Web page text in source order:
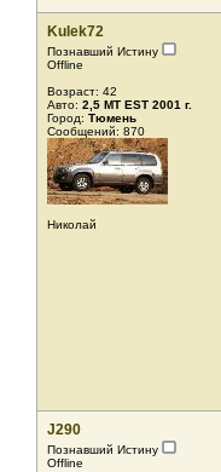
Kulek72
Познавший Истину
Offline
Возраст: 42
Авто: 2,5 МТ EST 2001 г.
Город: Тюмень
Сообщений: 870
Николай
J290
Познавший Истину
Offline